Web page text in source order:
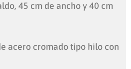
45 cm de ancho y 40 cm
acero cromado tipo hilo con